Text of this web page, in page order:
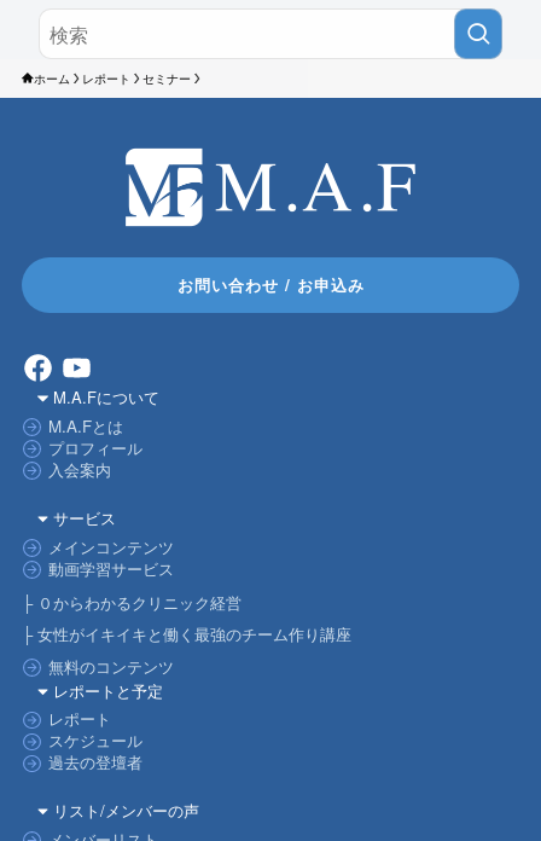
ホーム レポート セミナー
お問い合わせ / お申込み
M.A.Fについて
M.A.Fとは
プロフィール
入会案内
サービス
メインコンテンツ
動画学習サービス
├ ０からわかるクリニック経営
├ 女性がイキイキと働く最強のチーム作り講座
無料のコンテンツ
レポートと予定
レポート
スケジュール
過去の登壇者
リスト/メンバーの声